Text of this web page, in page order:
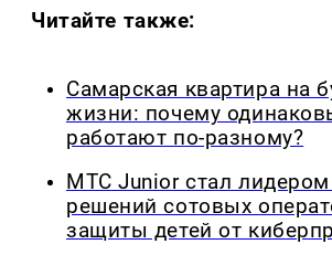
Читайте также:
Самарская квартира на
жизни: почему
работают по-разному?
МТС Junior стал лидером
решений сотовых
защиты детей от